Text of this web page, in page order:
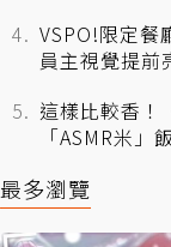
VSPO!限定餐
員主視覺提前
這樣比較香！
「ASMR米」
最多瀏覽